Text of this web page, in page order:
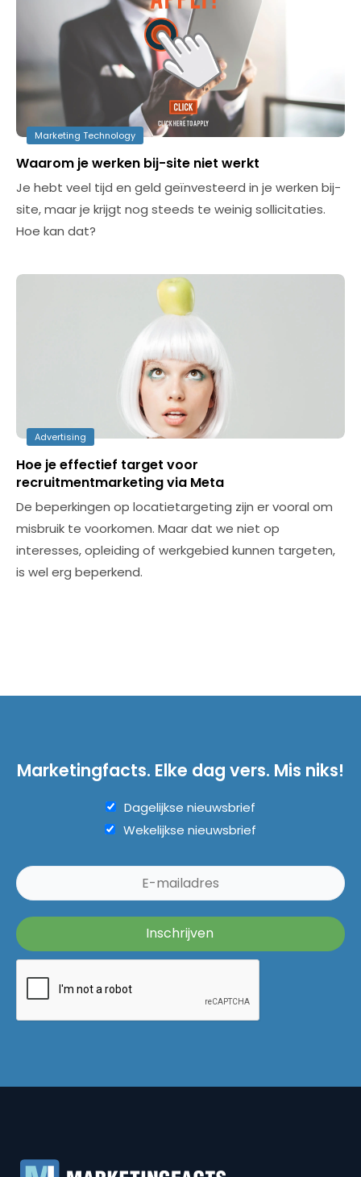
Marketing Technology
Waarom je werken bij-site niet werkt
Je hebt veel tijd en geld geïnvesteerd in je werken bij-
site, maar je krijgt nog steeds te weinig sollicitaties.
Hoe kan dat?
Advertising
Hoe je effectief target voor
recruitmentmarketing via Meta
De beperkingen op locatietargeting zijn er vooral om
misbruik te voorkomen. Maar dat we niet op
interesses, opleiding of werkgebied kunnen targeten,
is wel erg beperkend.
Marketingfacts. Elke dag vers. Mis niks!
Dagelijkse nieuwsbrief
Wekelijkse nieuwsbrief